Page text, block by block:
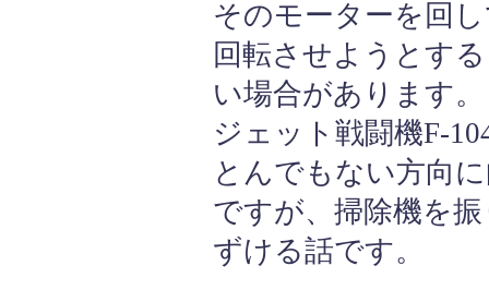
そのモーターを回
回転させようとす
い場合があります。
ジェット戦闘機F-
とんでもない方向
ですが、掃除機を
ずける話です。